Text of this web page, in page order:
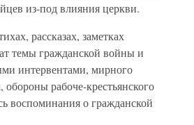
из-под влияния церкви.
рассказах, заметках
темы гражданской войны и
интервентами, мирного
обороны рабоче-крестьянского
воспоминания о гражданской